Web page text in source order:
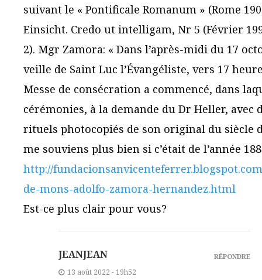
suivant le « Pontificale Romanum » (Rome
Einsicht. Credo ut intelligam, Nr 5 (Février
2). Mgr Zamora: « Dans l’après-midi du 17
veille de Saint Luc l’Évangéliste, vers 17
Messe de consécration a commencé, dans
cérémonies, à la demande du Dr Heller, avec
rituels photocopiés de son original du siècle
me souviens plus bien si c’était de l’année
http://
de-mons-adolfo-zamora-hernandez.html
Est-ce plus clair pour vous?
JEANJEAN
13 août 2022 - 19h52
RÉPONDRE